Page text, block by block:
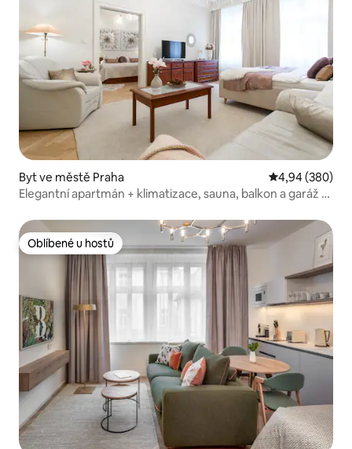
Byt ve městě Praha Průměrné
4,94 (380)
Elegantní apartmán + klimatizace, sauna, balkon a garáž 5
Oblíbené u hostů
Oblíbené u hostů